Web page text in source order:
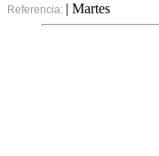
Referencia: | Martes